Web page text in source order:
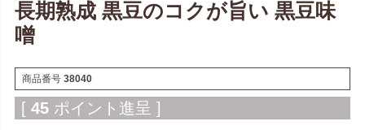
長期熟成 黒豆のコクが旨い 黒豆味
噌
商品番号 38040
[ 45 ポイント進呈 ]